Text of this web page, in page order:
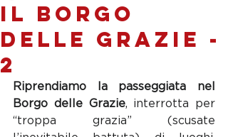
il borgo
delle Grazie -
2
Riprendiamo la passeggiata nel
Borgo delle Grazie, interrotta per
“troppa grazia” (scusate